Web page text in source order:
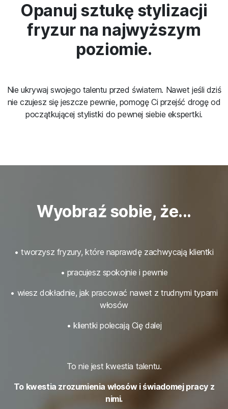
Opanuj sztukę stylizacji
fryzur na najwyższym
poziomie.
Nie ukrywaj swojego talentu przed światem. Nawet jeśli dziś
nie czujesz się jeszcze pewnie, pomogę Ci przejść drogę od
początkującej stylistki do pewnej siebie ekspertki.
Wyobraź sobie, że...
• tworzysz fryzury, które naprawdę zachwycają klientki
• pracujesz spokojnie i pewnie
• wiesz dokładnie, jak pracować nawet z trudnymi typami
włosów
• klientki polecają Cię dalej
To nie jest kwestia talentu.
To kwestia zrozumienia włosów i świadomej pracy z
nimi.